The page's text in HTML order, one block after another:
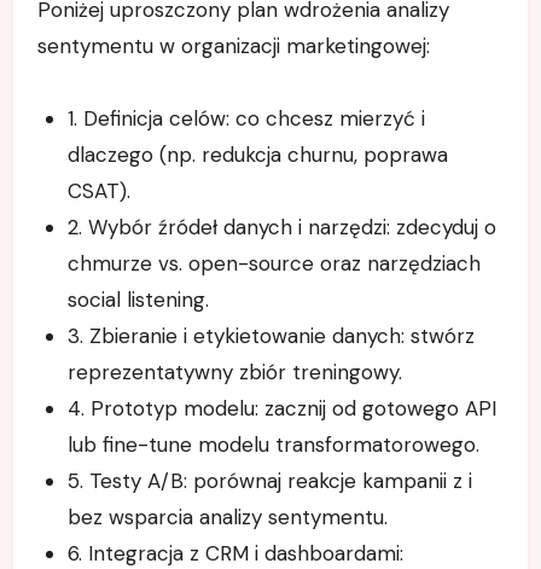
Poniżej uproszczony plan wdrożenia analizy
sentymentu w organizacji marketingowej:
1. Definicja celów: co chcesz mierzyć i
dlaczego (np. redukcja churnu, poprawa
CSAT).
2. Wybór źródeł danych i narzędzi: zdecyduj o
chmurze vs. open-source oraz narzędziach
social listening.
3. Zbieranie i etykietowanie danych: stwórz
reprezentatywny zbiór treningowy.
4. Prototyp modelu: zacznij od gotowego API
lub fine-tune modelu transformatorowego.
5. Testy A/B: porównaj reakcje kampanii z i
bez wsparcia analizy sentymentu.
6. Integracja z CRM i dashboardami: